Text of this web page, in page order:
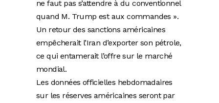
ne faut pas s’attendre à du conventionnel
quand M. Trump est aux commandes ».
Un retour des sanctions américaines
empêcherait l’Iran d’exporter son pétrole,
ce qui entamerait l’offre sur le marché
mondial.
Les données officielles hebdomadaires
sur les réserves américaines seront par